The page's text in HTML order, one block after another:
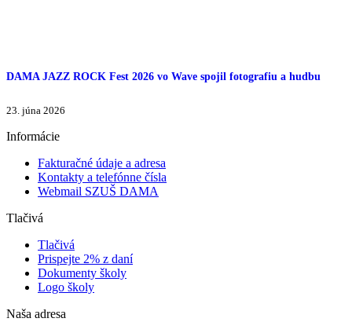
DAMA JAZZ ROCK Fest 2026 vo Wave spojil fotografiu a hudbu
23. júna 2026
Informácie
Fakturačné údaje a adresa
Kontakty a telefónne čísla
Webmail SZUŠ DAMA
Tlačivá
Tlačivá
Prispejte 2% z daní
Dokumenty školy
Logo školy
Naša adresa